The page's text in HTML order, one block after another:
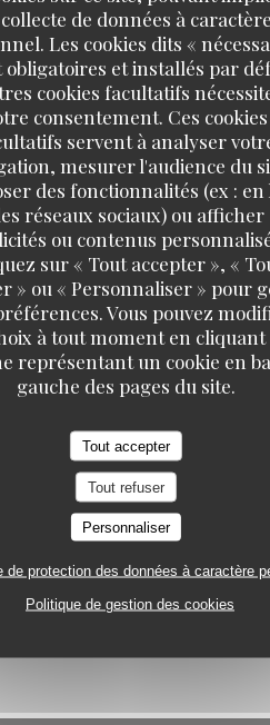
de données à
Les cookies dits «
obligatoires et installés par
cookies facultatifs
consentement. Ces cookies
servent à analyser
mesurer l'audience du
des fonctionnalités (ex : en
réseaux sociaux) ou afficher
ou contenus
sur « Tout accepter », «
» ou « Personnaliser » pour
Vous pouvez
à tout moment en
représentant un cookie en
gauche des pages du site.
Tout accepter
Tout refuser
Personnaliser
de protection des données à caractère
Politique de gestion des cookies
pris le temps de partager votre
désolés que votre
de vos attentes. Vos
et nous les prenons à cœur.
pour tout échange
la Brasserie La Lorraine
2
CUISINE
:
de l’équipe
à cet avis
retour ! Nous sommes ravis
vous aient plu. Votre
prix est notée, nous y
!